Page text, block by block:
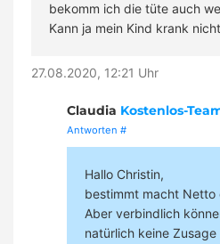
bekomm ich die tüte auch
Kann ja mein Kind krank
27.08.2020, 12:21 Uhr
Claudia Kostenlos-
Antworten #
Hallo Christin,
bestimmt macht Netto
Aber verbindlich
natürlich keine